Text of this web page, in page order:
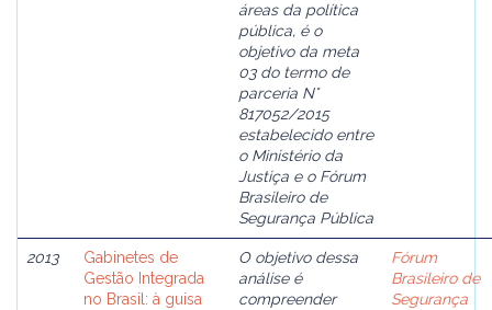
áreas da política
pública, é o
objetivo da meta
03 do termo de
parceria N°
817052/2015
estabelecido entre
o Ministério da
Justiça e o Fórum
Brasileiro de
Segurança Pública
2013
Gabinetes de
Gestão Integrada
no Brasil: à guisa
O objetivo dessa
análise é
compreender
Fórum
Brasileiro de
Segurança